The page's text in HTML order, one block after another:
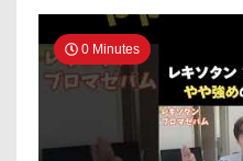
0 Minutes